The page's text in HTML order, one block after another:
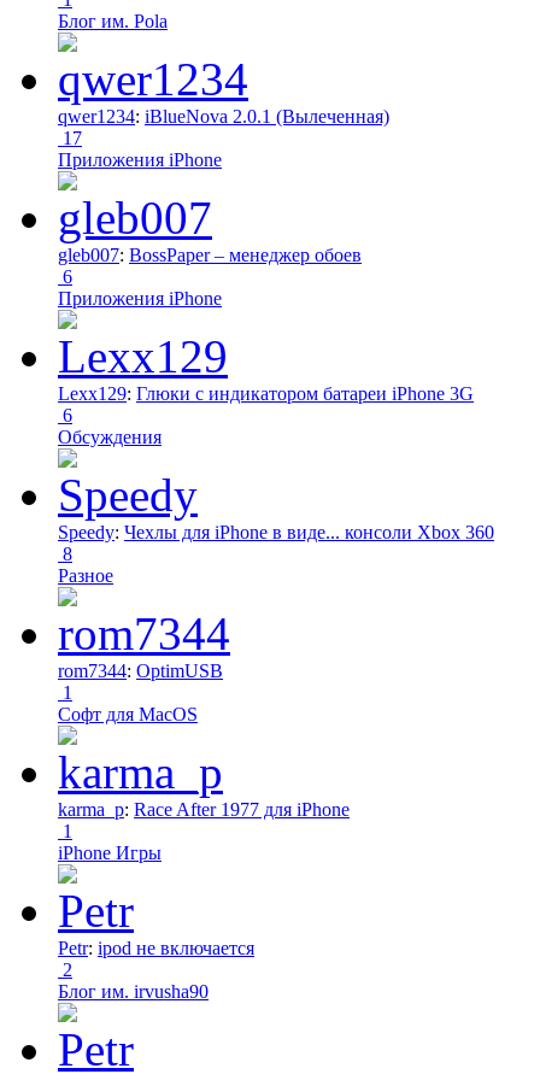
Блог им. Pola
qwer1234: iBlueNova 2.0.1 (Вылеченная)
17
Приложения iPhone
gleb007: BossPaper – менеджер обоев
6
Приложения iPhone
Lexx129: Глюки с индикатором батареи iPhone 3G
6
Обсуждения
Speedy: Чехлы для iPhone в виде... консоли Xbox 360
8
Разное
rom7344: OptimUSB
1
Софт для MacOS
karma_p: Race After 1977 для iPhone
1
iPhone Игры
Petr: ipod не включается
2
Блог им. irvusha90